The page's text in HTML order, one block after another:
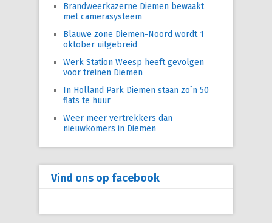
Brandweerkazerne Diemen bewaakt
met camerasysteem
Blauwe zone Diemen-Noord wordt 1
oktober uitgebreid
Werk Station Weesp heeft gevolgen
voor treinen Diemen
In Holland Park Diemen staan zo´n 50
flats te huur
Weer meer vertrekkers dan
nieuwkomers in Diemen
Vind ons op facebook